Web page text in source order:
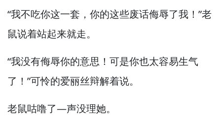
“我不吃你这一套， 你的这些废话侮辱了我！”老
鼠说着站起来就走。
“我没有侮辱你的意思！ 可是你也太容易生气
了！”可怜的爱丽丝辩解着说。
老鼠咕噜了—声没理她。